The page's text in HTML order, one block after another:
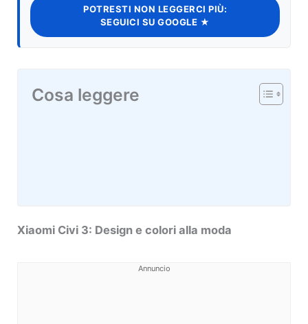
POTRESTI NON LEGGERCI PIÙ:
SEGUICI SU GOOGLE ★
Cosa leggere
Xiaomi Civi 3: Design e colori alla moda
Annuncio